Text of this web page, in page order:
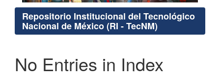
Repositorio Institucional del Tecnológico
Nacional de México (RI - TecNM)
No Entries in Index